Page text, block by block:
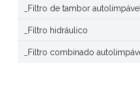
Filtro de tambor autolimpável
Filtro hidráulico
Filtro combinado